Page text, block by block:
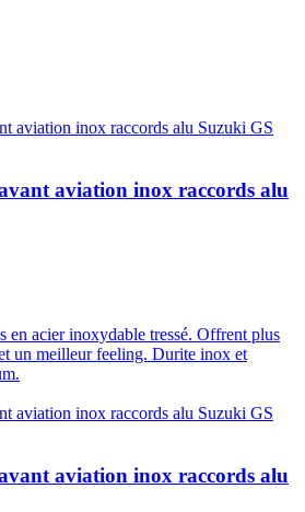
aviation inox raccords alu
en acier inoxydable tressé. Offrent plus
un meilleur feeling. Durite inox et
aviation inox raccords alu